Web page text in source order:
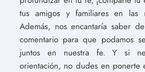
tus amigos y familiares en las
Además, nos encantaría saber
comentario para que podamos
juntos en nuestra fe. Y si
orientación, no dudes en ponerte